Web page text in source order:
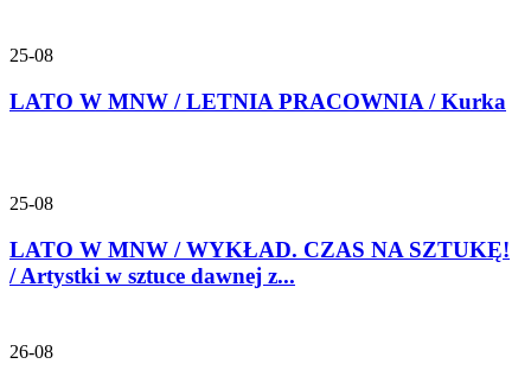
25-08
LATO W MNW / LETNIA PRACOWNIA / Kurka
25-08
LATO W MNW / WYKŁAD. CZAS NA SZTUKĘ!
/ Artystki w sztuce dawnej z...
26-08